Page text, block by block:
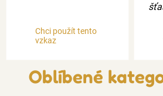
Chci použít tento
vzkaz
Oblíbené